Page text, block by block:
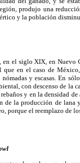
produjo una
y la población
el siglo XIX, en Nuevo
en el caso de
y escasas. En
con descenso de la
y en la densidad
la producción de lana
porque el reemplazo de